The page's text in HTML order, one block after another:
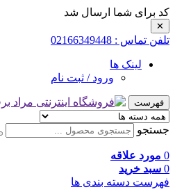
کد برای شما ارسال شد
✕
تلفن تماس : 02166349448
لینک ها
ورود / ثبت نام
فهرست
جستجو
0 مورد علاقه
0 سبد خرید
فهرست دسته بندی ها